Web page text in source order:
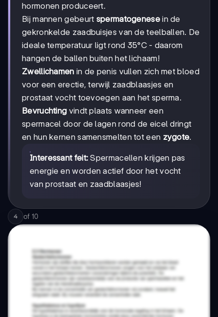
hormonen produceert.
Bij mannen gebeurt spermatogenesein de
gekronkelde zaadbuisjes van de teelballen. De
ideale temperatuur ligt rond 35°C - daarom
hangen de ballen buiten het lichaam!
Zwellichamen in de penis vullen zich met bloed
voor een erectie, terwijl zaadblaasjes en
prostaat vocht toevoegen aan het sperma.
Bevruchting vindt plaats wanneer een
spermacel door de lagen rond de eicel dringt
en hun kernen samensmelten tot een zygote.
Interessant feit: Spermacellen krijgen pas
energie en worden actief door het vocht
van prostaat en zaadblaasjes!
4 of 10